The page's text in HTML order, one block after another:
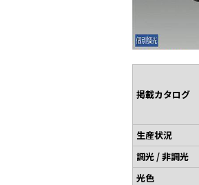
掲載カタログ
生産状況
調光 / 非調光
光色